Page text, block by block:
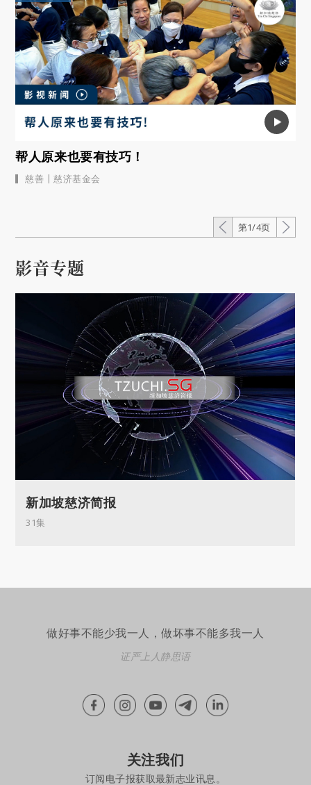
帮人原来也要有技巧！
慈善 | 慈济基金会
第1/4页
影音专题
新加坡慈济简报
31集
做好事不能少我一人，做坏事不能多我一人
证严上人静思语
关注我们
订阅电子报获取最新志业讯息。